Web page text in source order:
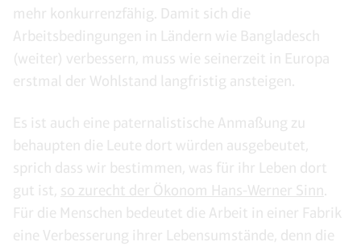
mehr konkurrenzfähig. Damit sich die
Arbeitsbedingungen in Ländern wie Bangladesch
(weiter) verbessern, muss wie seinerzeit in Europa
erstmal der Wohlstand langfristig ansteigen.
Es ist auch eine paternalistische Anmaßung zu
behaupten die Leute dort würden ausgebeutet,
sprich dass wir bestimmen, was für ihr Leben dort
gut ist, so zurecht der Ökonom Hans-Werner Sinn
Für die Menschen bedeutet die Arbeit in einer Fabrik
eine Verbesserung ihrer Lebensumstände, denn die